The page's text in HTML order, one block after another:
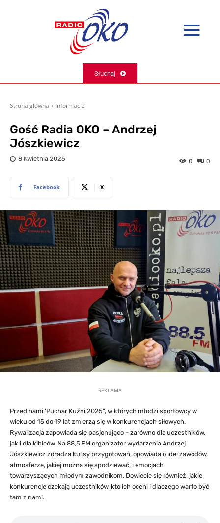
Słuchaj
Strona główna Informacje
Gość Radia OKO – Andrzej
Jószkiewicz
8 Kwietnia 2025 0
0
Facebook X
REKLAMA
Przed nami 'Puchar Kuźni 2025”, w których młodzi sportowcy w
wieku od 15 do 19 lat zmierzą się w konkurencjach siłowych.
Rywalizacja zapowiada się pasjonująco – zarówno dla uczestników,
jak i dla kibiców. Na 88,5 FM organizator wydarzenia Andrzej
Jószkiewicz zdradza kulisy przygotowań, opowiada o idei zawodów,
atmosferze, jakiej można się spodziewać, i emocjach
towarzyszących młodym zawodnikom. Dowiecie się również, jakie
konkurencje czekają uczestników, kto ich oceni i dlaczego warto być
tam z nami.